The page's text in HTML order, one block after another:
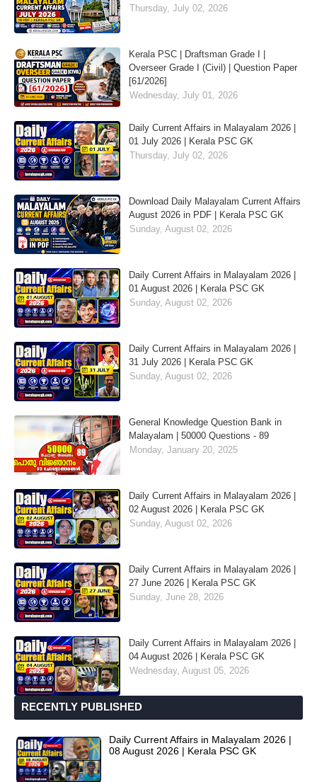
Thursday, July 02, 2026
Kerala PSC | Draftsman Grade I |
Overseer Grade I (Civil) | Question Paper
[61/2026]
Wednesday, July 01, 2026
Daily Current Affairs in Malayalam 2026 |
01 July 2026 | Kerala PSC GK
Thursday, July 02, 2026
Download Daily Malayalam Current Affairs
August 2026 in PDF | Kerala PSC GK
Sunday, August 02, 2026
Daily Current Affairs in Malayalam 2026 |
01 August 2026 | Kerala PSC GK
Sunday, August 02, 2026
Daily Current Affairs in Malayalam 2026 |
31 July 2026 | Kerala PSC GK
Sunday, August 02, 2026
General Knowledge Question Bank in
Malayalam | 50000 Questions - 89
Monday, January 20, 2025
Daily Current Affairs in Malayalam 2026 |
02 August 2026 | Kerala PSC GK
Sunday, August 02, 2026
Daily Current Affairs in Malayalam 2026 |
27 June 2026 | Kerala PSC GK
Sunday, June 28, 2026
Daily Current Affairs in Malayalam 2026 |
04 August 2026 | Kerala PSC GK
Wednesday, August 05, 2026
RECENTLY PUBLISHED
Daily Current Affairs in Malayalam 2026 |
08 August 2026 | Kerala PSC GK